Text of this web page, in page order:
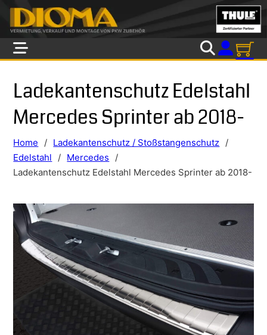
Skip to main content
Skip to footer
Ladekantenschutz Edelstahl
Mercedes Sprinter ab 2018-
Home / Ladekantenschutz / Stoßstangenschutz /
Edelstahl
/ Mercedes
/
Ladekantenschutz Edelstahl Mercedes Sprinter ab 2018-